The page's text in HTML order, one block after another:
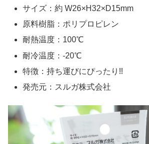
サイズ：約 W26×H32×D15mm
原料樹脂：ポリプロピレン
耐熱温度：100℃
耐冷温度：-20℃
特徴：持ち運びにぴったり!!
発売元：スルガ株式会社